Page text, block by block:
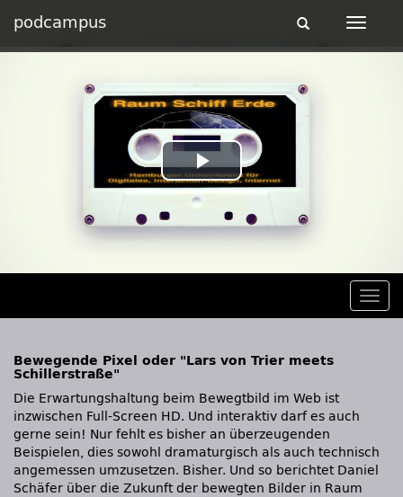
podcampus
Toggle
Toggle
Play
Video
Bewegende Pixel oder "Lars von Trier meets
Schillerstraße"
Die Erwartungshaltung beim Bewegtbild im Web ist
inzwischen Full-Screen HD. Und interaktiv darf es auch
gerne sein! Nur fehlt es bisher an überzeugenden
Beispielen, dies sowohl dramaturgisch als auch technisch
angemessen umzusetzen. Bisher. Und so berichtet Daniel
Schäfer über die Zukunft der bewegten Bilder in Raum